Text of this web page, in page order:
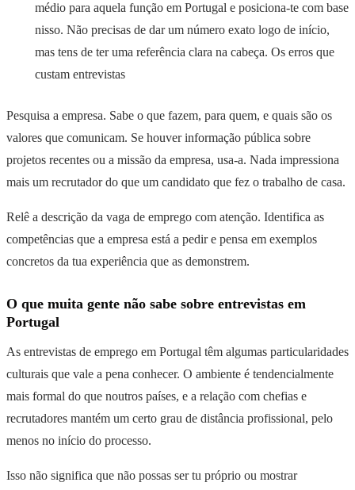
médio para aquela função em Portugal e posiciona-te com base
nisso. Não precisas de dar um número exato logo de início,
mas tens de ter uma referência clara na cabeça. Os erros que
custam entrevistas
Pesquisa a empresa. Sabe o que fazem, para quem, e quais são os
valores que comunicam. Se houver informação pública sobre
projetos recentes ou a missão da empresa, usa-a. Nada impressiona
mais um recrutador do que um candidato que fez o trabalho de casa.
Relê a descrição da vaga de emprego com atenção. Identifica as
competências que a empresa está a pedir e pensa em exemplos
concretos da tua experiência que as demonstrem.
O que muita gente não sabe sobre entrevistas em
Portugal
As entrevistas de emprego em Portugal têm algumas particularidades
culturais que vale a pena conhecer. O ambiente é tendencialmente
mais formal do que noutros países, e a relação com chefias e
recrutadores mantém um certo grau de distância profissional, pelo
menos no início do processo.
Isso não significa que não possas ser tu próprio ou mostrar